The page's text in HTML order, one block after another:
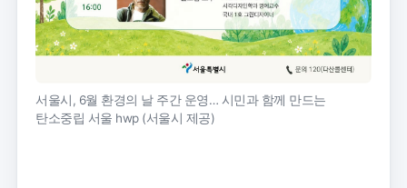
서울시, 6월 환경의 날 주간 운영… 시민과 함께 만드는
탄소중립 서울 hwp (서울시 제공)